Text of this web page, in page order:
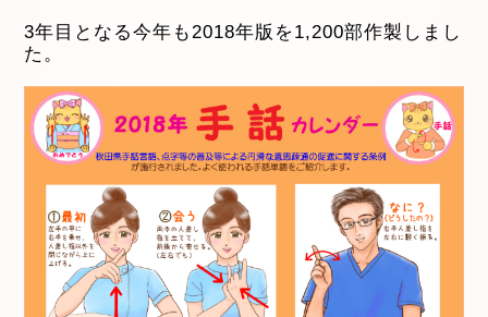
3年目となる今年も2018年版を1,200部作製しまし
た。